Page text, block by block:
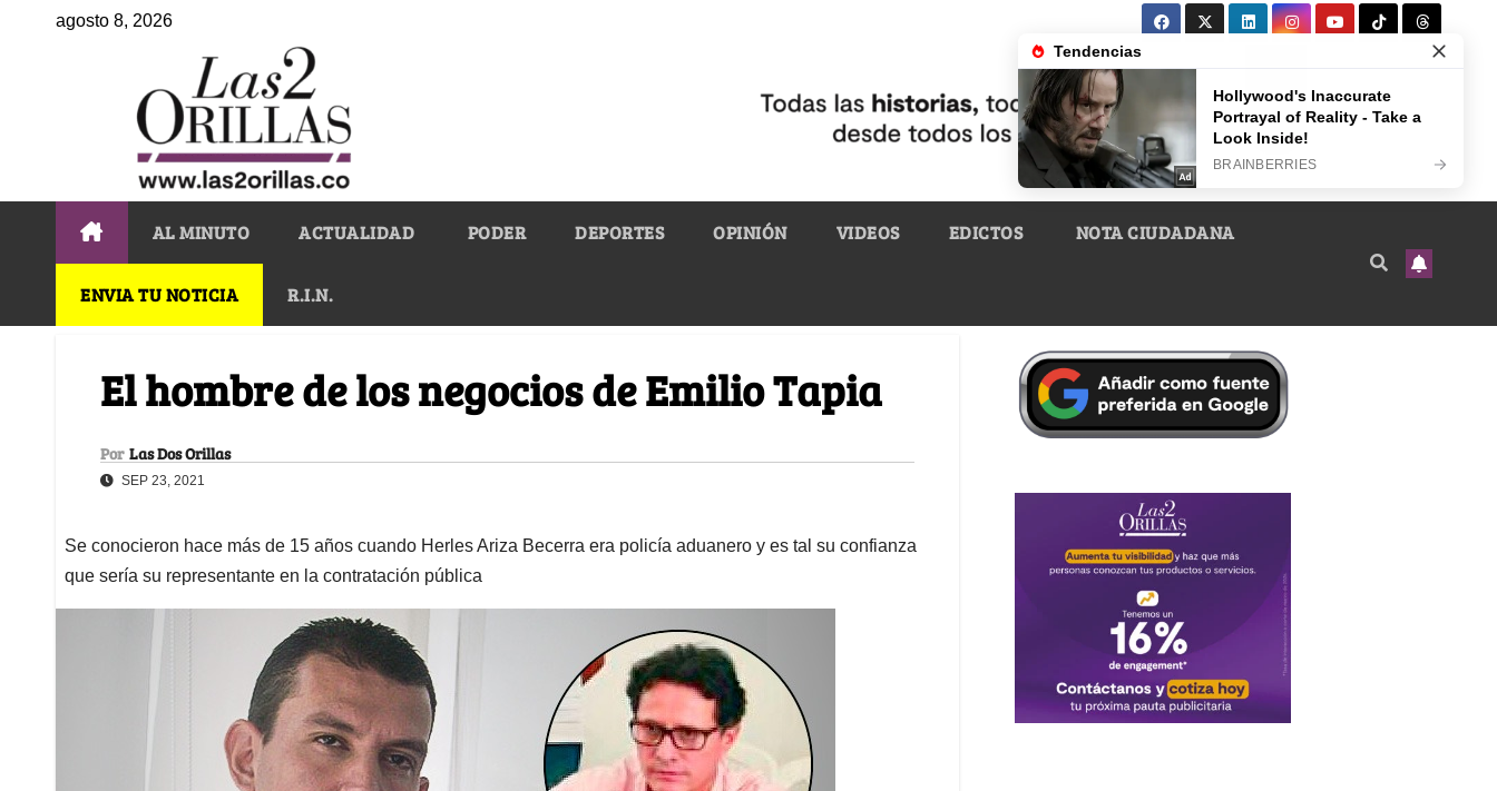
agosto 8, 2026
AL MINUTO ACTUALIDAD PODER DEPORTES OPINIÓN VIDEOS EDICTOS NOTA CIUDADANA
ENVIA TU NOTICIA R.I.N.
El hombre de los negocios de Emilio Tapia
Por Las Dos Orillas
SEP 23, 2021
Se conocieron hace más de 15 años cuando Herles Ariza Becerra era policía aduanero y es tal su confianza
que sería su representante en la contratación pública